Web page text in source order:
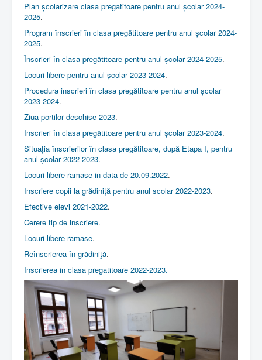
Plan școlarizare clasa pregatitoare pentru anul școlar 2024-
2025.
Program înscrieri în clasa pregătitoare pentru anul școlar 2024-
2025.
Înscrieri în clasa pregătitoare pentru anul școlar 2024-2025.
Locuri libere pentru anul școlar 2023-2024.
Procedura inscrieri în clasa pregătitoare pentru anul școlar
2023-2024.
Ziua portilor deschise 2023.
Înscrieri în clasa pregătitoare pentru anul școlar 2023-2024.
Situația înscrierilor în clasa pregătitoare, după Etapa I, pentru
anul școlar 2022-2023.
Locuri libere ramase in data de 20.09.2022.
Înscriere copii la grădiniță pentru anul scolar 2022-2023.
Efective elevi 2021-2022.
Cerere tip de inscriere.
Locuri libere ramase.
Reînscrierea în grădiniţă.
Înscrierea in clasa pregatitoare 2022-2023.